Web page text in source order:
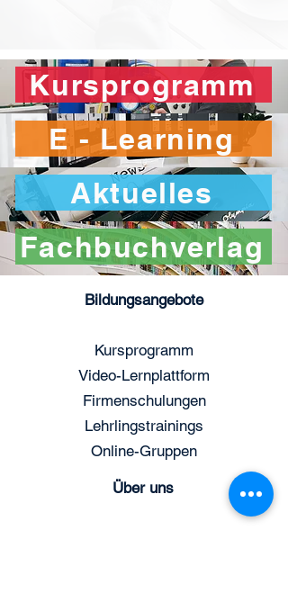
Kursprogramm
E - Learning
Aktuelles
Fachbuchverlag
Bildungsangebote
Kursprogramm
Video-Lernplattform
Firmenschulungen
Lehrlingstrainings
Online-Gruppen
Über uns